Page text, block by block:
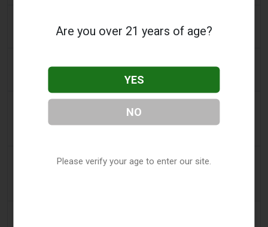
购物者声称：商业街上的电子烟店太多了
Dentsu 赢得南澳州戒烟与电子烟控制业务 - AdNews
2 days ago
拉梅洛·鲍尔的公寓因‘电子烟店’室内设计而在网上引发
Irish Examiner
Are you over 21 years of age?
YES
NO
Please verify your age to enter our site.